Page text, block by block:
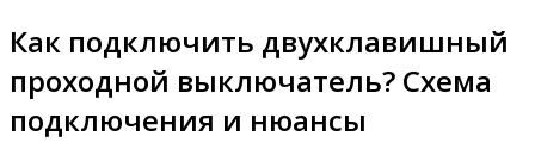
Как подключить двухклавишный
проходной выключатель? Схема
подключения и нюансы